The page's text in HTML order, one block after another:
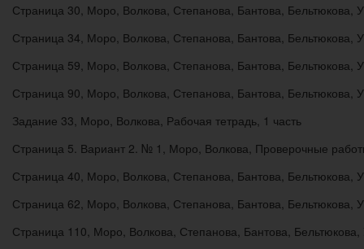
Страница 30, Моро, Волкова, Степанова, Бантова, Бельтюкова,
Страница 34, Моро, Волкова, Степанова, Бантова, Бельтюкова,
Страница 59, Моро, Волкова, Степанова, Бантова, Бельтюкова,
Страница 90, Моро, Волкова, Степанова, Бантова, Бельтюкова,
Задание 33, Моро, Волкова, Рабочая тетрадь, 1 часть
Страница 5. Вариант 2. № 1, Моро, Волкова, Проверочные
Страница 40, Моро, Волкова, Степанова, Бантова, Бельтюкова,
Страница 62, Моро, Волкова, Степанова, Бантова, Бельтюкова,
Страница 110, Моро, Волкова, Степанова, Бантова, Бельтюкова,